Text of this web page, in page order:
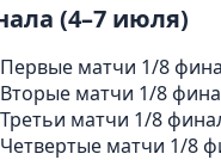
(4–7 июля)
матчи 1/8
матчи 1/8
матчи 1/8
матчи 1/8